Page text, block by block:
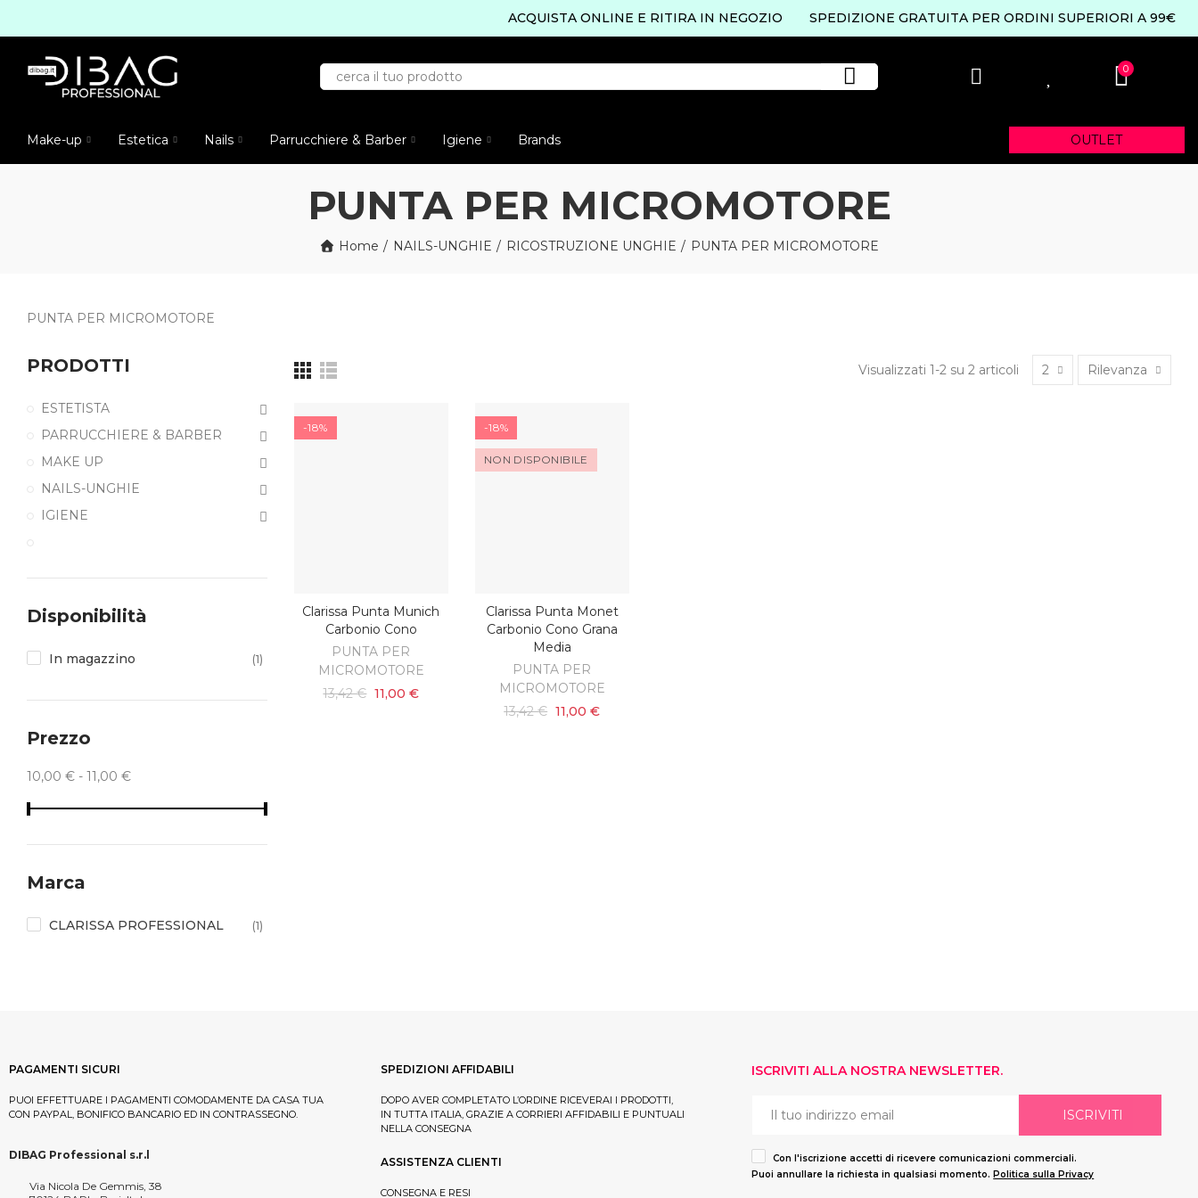
ACQUISTA ONLINE E RITIRA IN NEGOZIO SPEDIZIONE GRATUITA PER ORDINI SUPERIORI A 99€
0
Make-up Estetica Nails Parrucchiere & Barber Igiene Brands OUTLET
PUNTA PER MICROMOTORE
Home NAILS-UNGHIE RICOSTRUZIONE UNGHIE PUNTA PER MICROMOTORE
PUNTA PER MICROMOTORE
Visualizzati 1-2 su 2 articoli 2 Rilevanza
-18%
AGGIUNGI AL CARRELLO
Clarissa Punta Munich
Carbonio Cono
PUNTA PER
MICROMOTORE
13,42 € 11,00 €
-18%
NON DISPONIBILE
SCOPRI
Clarissa Punta Monet
Carbonio Cono Grana
Media
PUNTA PER
MICROMOTORE
13,42 € 11,00 €
PRODOTTI
ESTETISTA
PARRUCCHIERE & BARBER
MAKE UP
NAILS-UNGHIE
IGIENE
Disponibilità
In magazzino (1)
Prezzo
10,00 € - 11,00 €
Marca
CLARISSA PROFESSIONAL (1)
PAGAMENTI SICURI
PUOI EFFETTUARE I PAGAMENTI COMODAMENTE DA CASA TUA
CON PAYPAL, BONIFICO BANCARIO ED IN CONTRASSEGNO.
DIBAG Professional s.r.l
Via Nicola De Gemmis, 38
SPEDIZIONI AFFIDABILI
DOPO AVER COMPLETATO L’ORDINE RICEVERAI I PRODOTTI,
IN TUTTA ITALIA, GRAZIE A CORRIERI AFFIDABILI E PUNTUALI
NELLA CONSEGNA
ASSISTENZA CLIENTI
CONSEGNA E RESI
ISCRIVITI ALLA NOSTRA NEWSLETTER.
ISCRIVITI
Con l'iscrizione accetti di ricevere comunicazioni commerciali.
Puoi annullare la richiesta in qualsiasi momento.Politica sulla Privacy